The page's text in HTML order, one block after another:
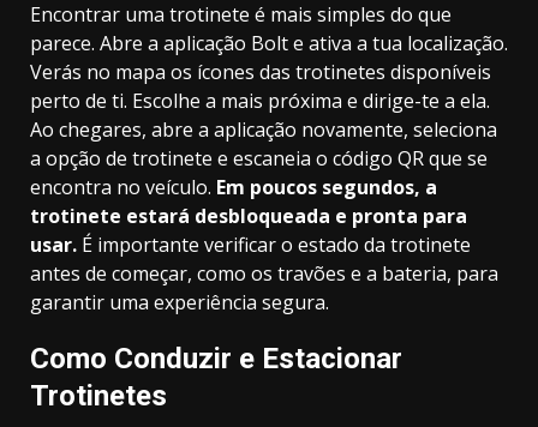
Encontrar uma trotinete é mais simples do que
parece. Abre a aplicação Bolt e ativa a tua localização.
Verás no mapa os ícones das trotinetes disponíveis
perto de ti. Escolhe a mais próxima e dirige-te a ela.
Ao chegares, abre a aplicação novamente, seleciona
a opção de trotinete e escaneia o código QR que se
encontra no veículo. Em poucos segundos, a
trotinete estará desbloqueada e pronta para
usar. É importante verificar o estado da trotinete
antes de começar, como os travões e a bateria, para
garantir uma experiência segura.
Como Conduzir e Estacionar
Trotinetes